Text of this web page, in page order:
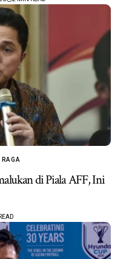
RAGA
di Piala AFF, Ini